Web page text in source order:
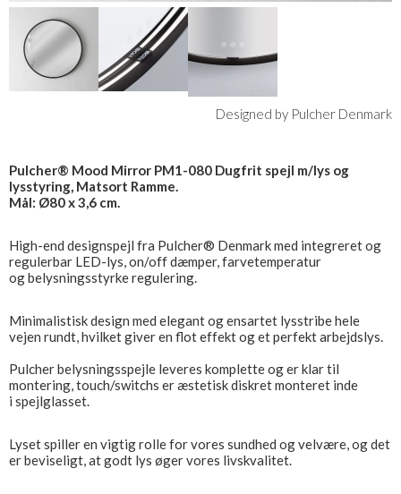
Designed by Pulcher Denmark
Pulcher® Mood Mirror PM1-080 Dugfrit spejl m/lys og
lysstyring, Matsort Ramme.
Mål: Ø80 x 3,6 cm.
High-end designspejl fra Pulcher® Denmark med integreret og
regulerbar LED-lys, on/off dæmper, farvetemperatur
og belysningsstyrke regulering.
Minimalistisk design med elegant og ensartet lysstribe hele
vejen rundt, hvilket giver en flot effekt og et perfekt arbejdslys.
Pulcher belysningsspejle leveres komplette og er klar til
montering, touch/switchs er æstetisk diskret monteret inde
i spejlglasset.
Lyset spiller en vigtig rolle for vores sundhed og velvære, og det
er beviseligt, at godt lys øger vores livskvalitet.